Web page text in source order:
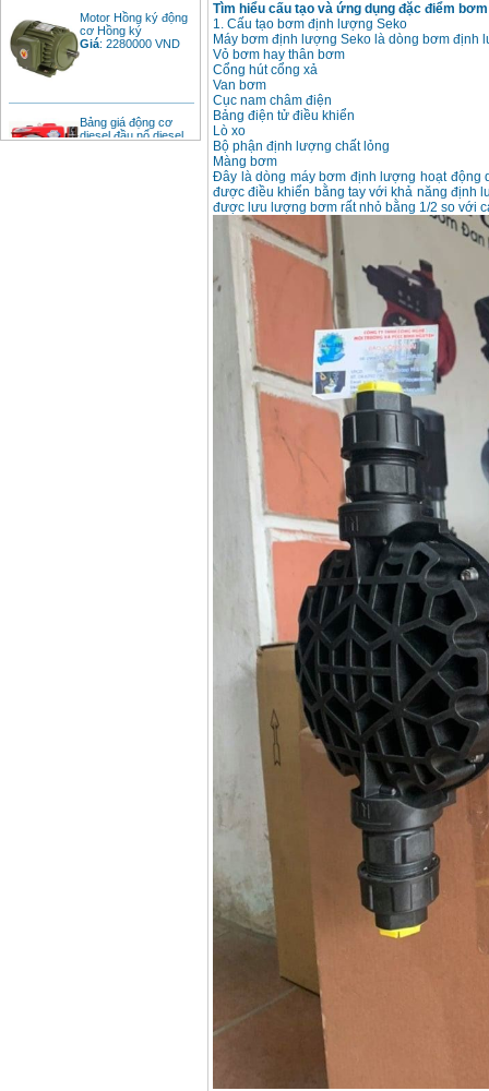
cơ Hồng ký
Giá:2280000
Bảng giá động cơ
diesel đầu nổ diesel
Giá:6500000 VND
Tìm hiểu cấu tạo và ứng dụng đặc điểm
1. Cấu tạo bơm định lượng Seko
Máy bơm định lượng Seko là dòng bơm định
Vỏ bơm hay thân bơm
Cổng hút cổng xả
Van bơm
Cục nam châm điện
Bảng điện tử điều khiển
Lò xo
Bộ phận định lượng chất lỏng
Màng bơm
Đây là dòng máy bơm định lượng hoạt động
được điều khiển bằng tay với khả năng định
được lưu lượng bơm rất nhỏ bằng 1/2 so với